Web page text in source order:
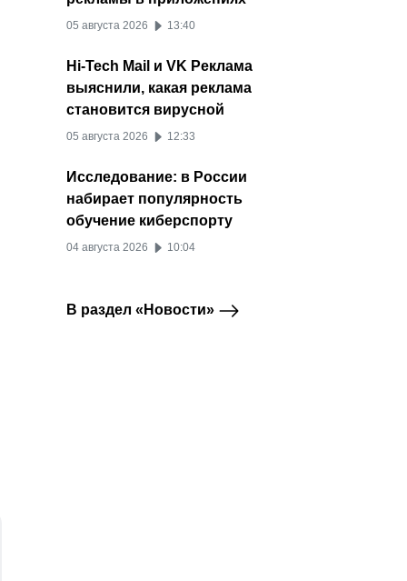
05 августа 2026 13:40
Hi-Tech Mail и VK Реклама
выяснили, какая реклама
становится вирусной
05 августа 2026 12:33
Исследование: в России
набирает популярность
обучение киберспорту
04 августа 2026 10:04
В раздел «Новости»